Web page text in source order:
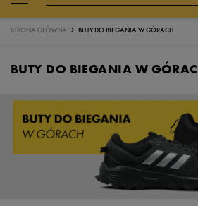
STRONA GŁÓWNA BUTY DO BIEGANIA W GÓRACH
BUTY DO BIEGANIA W